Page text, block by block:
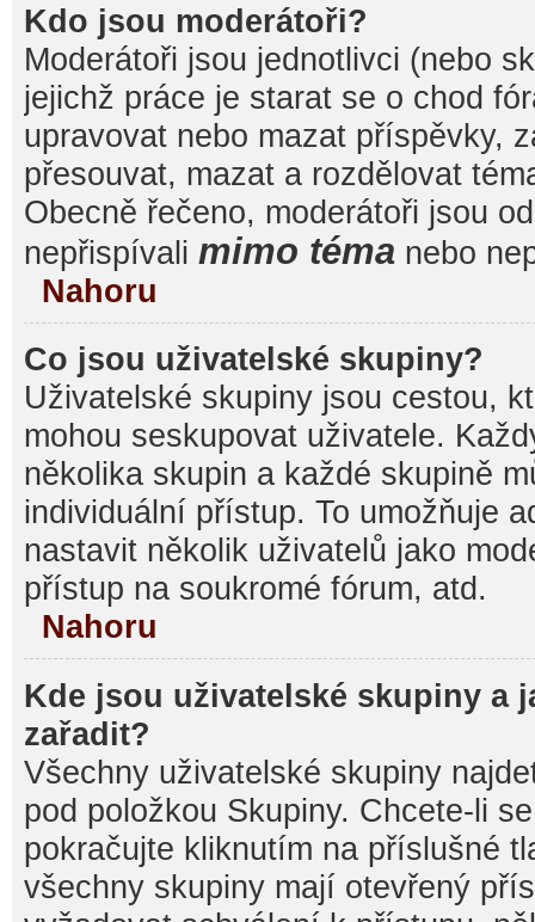
Kdo jsou moderátoři?
Moderátoři jsou jednotlivci (nebo
jejichž práce je starat se o chod
upravovat nebo mazat příspěvky,
přesouvat, mazat a rozdělovat
Obecně řečeno, moderátoři jsou
nepřispívali mimo téma nebo
Nahoru
Co jsou uživatelské skupiny?
Uživatelské skupiny jsou cestou,
mohou seskupovat uživatele.
několika skupin a každé skupině
individuální přístup. To umožňuje
nastavit několik uživatelů jako
přístup na soukromé fórum, atd.
Nahoru
Kde jsou uživatelské skupiny a
zařadit?
Všechny uživatelské skupiny
pod položkou Skupiny. Chcete-li
pokračujte kliknutím na příslušné
všechny skupiny mají otevřený